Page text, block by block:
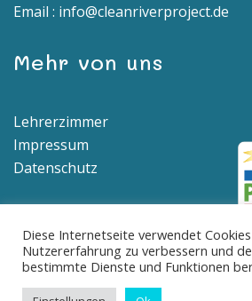
Email : info@cleanriverproject.de
Mehr von uns
Lehrerzimmer
Impressum
Datenschutz
Spendenkonto | IBAN: DE04 5776 1591
Betreff: Spende für saubere Flüsse und
Diese Internetseite verwendet Cookies
Nutzererfahrung zu verbessern und
bestimmte Dienste und Funktionen